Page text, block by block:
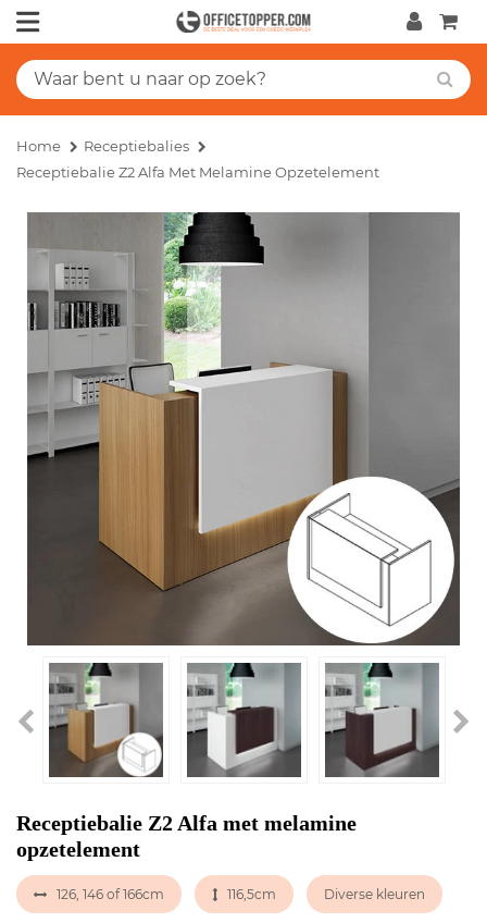
Home
Receptiebalies
Receptiebalie Z2 Alfa Met Melamine Opzetelement
Receptiebalie Z2 Alfa met melamine
opzetelement
126, 146 of 166cm 116,5cm Diverse kleuren